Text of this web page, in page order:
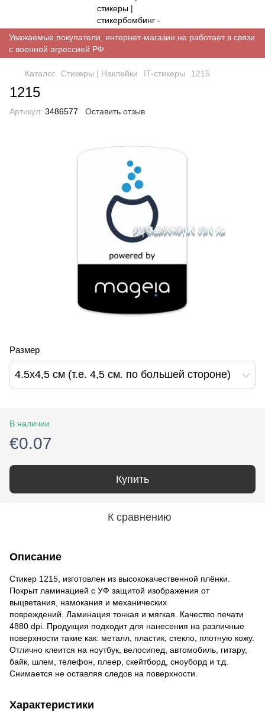
Уважаемые покупатели, интернет-магазин не работает в связи
с военной агрессией РФ.
Каталог Стикеры | Наклейки IT-стикеры 1215
1215
Артикул: 3486577 Оставить отзыв
Размер
4.5х4,5 см (т.е. 4,5 см. по большей стороне)
В наличии
€0.07
Купить
К сравнению
Описание
Стикер 1215, изготовлен из высококачественной плёнки.
Покрыт ламинацией с УФ защитой изображения от
выцветания, намокания и механических
повреждений. Ламинация тонкая и мягкая. Качество печати
4880 dpi. Продукция подходит для нанесения на различные
поверхности такие как: металл, пластик, стекло, плотную кожу.
Отлично клеится на ноутбук, велосипед, автомобиль, гитару,
байк, шлем, телефон, плеер, скейтборд, сноуборд и т.д.
Снимается не оставляя следов на поверхности.
Характеристики